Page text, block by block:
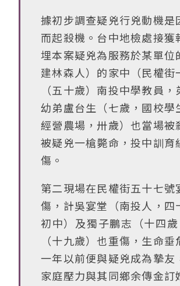
據初步調查疑兇行兇動機
而起殺機。台中地檢處接
埋本案疑兇為服務於某單
建林森人）的家中（民權
（五十歲）南投中學教員
幼弟盧台生（七歲，國校
經營農場，卅歲）也當場
被疑兇一槍斃命，投中訓
傷。
第二現場在民權街五十七
傷，計吳宴堂（南投人，
初中）及獨子鵬志（十四
（十九歲）也重傷，生命
一年以前便與疑兇成為摯
家庭壓力與其同鄉余傳金